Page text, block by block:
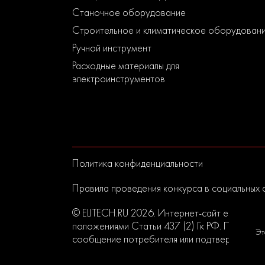
Станочное оборудование
Строительное и климатическое
Ручной инструмент
Расходные материалы для
электроинструментов
Политика конфиденциальности
Правила проведения конкурса в социальных
© ELITECH.RU 2026. Интернет-сайт
положениями Статьи 437 (2) Гк РФ.
сообщение потребителя или